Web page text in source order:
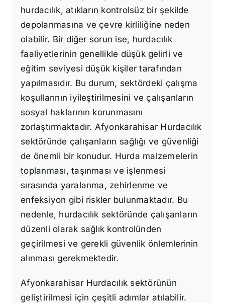
hurdacılık, atıkların kontrolsüz bir şekilde
depolanmasına ve çevre kirliliğine neden
olabilir. Bir diğer sorun ise, hurdacılık
faaliyetlerinin genellikle düşük gelirli ve
eğitim seviyesi düşük kişiler tarafından
yapılmasıdır. Bu durum, sektördeki çalışma
koşullarının iyileştirilmesini ve çalışanların
sosyal haklarının korunmasını
zorlaştırmaktadır. Afyonkarahisar Hurdacılık
sektöründe çalışanların sağlığı ve güvenliği
de önemli bir konudur. Hurda malzemelerin
toplanması, taşınması ve işlenmesi
sırasında yaralanma, zehirlenme ve
enfeksiyon gibi riskler bulunmaktadır. Bu
nedenle, hurdacılık sektöründe çalışanların
düzenli olarak sağlık kontrolünden
geçirilmesi ve gerekli güvenlik önlemlerinin
alınması gerekmektedir.
Afyonkarahisar Hurdacılık sektörünün
geliştirilmesi için çeşitli adımlar atılabilir.